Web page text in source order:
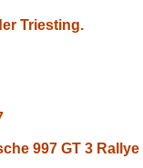
Triesting.
997 GT 3